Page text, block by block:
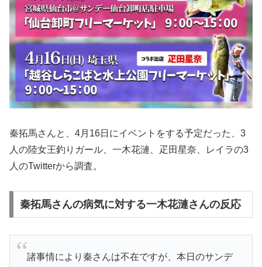
秦拓馬さんと、4月16日にイベントをする予定だった、3
人の陸女王釣りガール、一木花漣、疋田星奈、レイラの3
人のTwitterから調査。
秦拓馬さんの病気に対する一木花漣さんの反応
諸事情により秦さんは不在ですが、本日のサンデ